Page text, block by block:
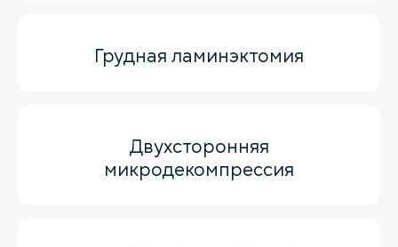
Грудная ламинэктомия
Двухсторонняя
микродекомпрессия